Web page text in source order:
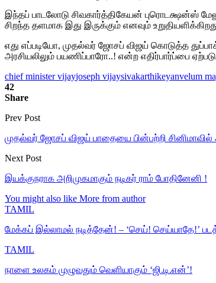
இந்தப் பாடலோடு சிவகார்த்திகேயன் புரொடக்ஷன்ஸ்
சிறந்த தளமாக இது இருக்கும் எனவும்
எது எப்படியோ, முதல்வர் ஜோசப் விஜய் கொடுத்த
அரசியலிலும் பயணிப்பாரோ..! என்ற எதிர்பார்ப்பை
chief minister vijayjoseph vijaysivakarthikeyanvelum
42
Share
Prev Post
முதல்வர் ஜோசப் விஜய் பாதையை பின்பற்றி சினிமாவில்
Next Post
இயக்குநராக அறிமுகமாகும் நடிகர் ராம் போதினேனி !
You might also like More from author
TAMIL
மேக்கப் இல்லாமல் நடித்தேன்! – ‘செய்! செய்யாதே!’
TAMIL
நாளை உலகம் முழுவதும் வெளியாகும் ‘ஜி.டி.என்’!